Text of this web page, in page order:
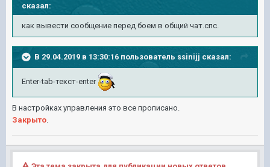
сказал:
как вывести сообщение перед боем в общий чат.спс.
В 29.04.2019 в 13:30:16 пользователь ssinijj сказал:
Enter-tab-текст-enter
В настройках управления это все прописано.
Закрыто